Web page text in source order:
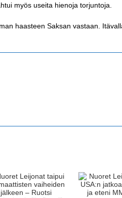
myös useita hienoja torjuntoja.
haasteen Saksan vastaan.